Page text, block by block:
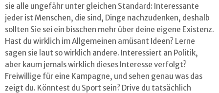
sie alle ungefähr unter gleichen Standard: Interessante
jeder ist Menschen, die sind, Dinge nachzudenken, deshalb
sollten Sie sei ein bisschen mehr über deine eigene Existenz.
Hast du wirklich im Allgemeinen amüsant Ideen? Lerne
sagen sie laut so wirklich andere. Interessiert an Politik,
aber kaum jemals wirklich dieses Interesse verfolgt?
Freiwillige für eine Kampagne, und sehen genau was das
zeigt du. Könntest du Sport sein? Drive du tatsächlich